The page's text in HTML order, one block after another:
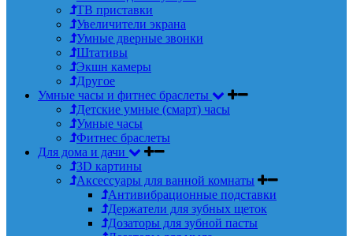
ТВ приставки
Увеличители экрана
Умные дверные звонки
Штативы
Экшн камеры
Другое
Умные часы и фитнес браслеты
Детские умные (смарт) часы
Умные часы
Фитнес браслеты
Для дома и дачи
3D картины
Аксессуары для ванной комнаты
Антивибрационные подставки
Держатели для зубных щеток
Дозаторы для зубной пасты